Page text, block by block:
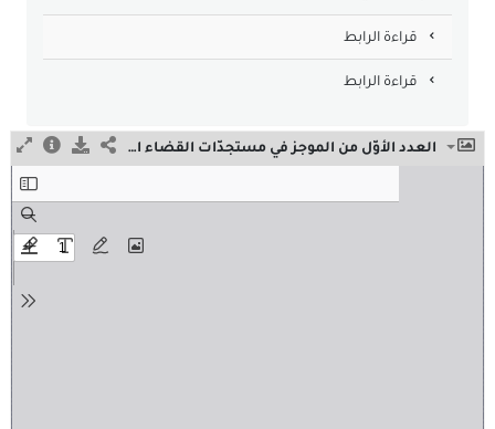
قراءة الرابط
قراءة الرابط
العدد الأوّل من الموجز في مستجدّات القضاء الإداري